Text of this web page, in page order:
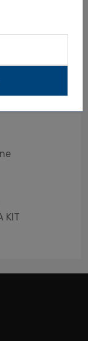
necrosis
KIT